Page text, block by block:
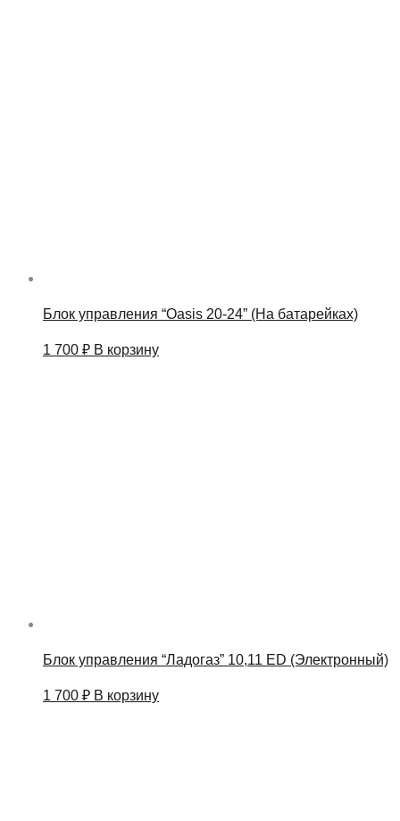
Блок управления “Oasis 20-24” (На батарейках)
1 700 ₽ В корзину
Блок управления “Ладогаз” 10,11 ED (Электронный)
1 700 ₽ В корзину